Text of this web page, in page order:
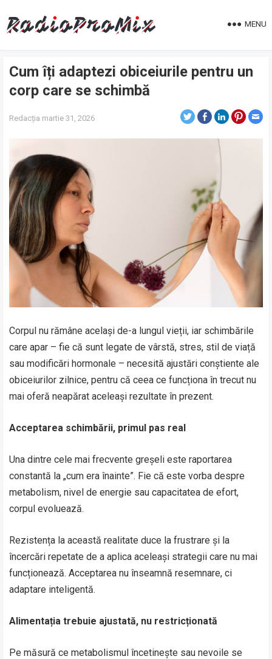
MENU
Cum îți adaptezi obiceiurile pentru un
corp care se schimbă
Redacția martie 31, 2026
Corpul nu rămâne același de-a lungul vieții, iar schimbările
care apar – fie că sunt legate de vârstă, stres, stil de viață
sau modificări hormonale – necesită ajustări conștiente ale
obiceiurilor zilnice, pentru că ceea ce funcționa în trecut nu
mai oferă neapărat aceleași rezultate în prezent.
Acceptarea schimbării, primul pas real
Una dintre cele mai frecvente greșeli este raportarea
constantă la „cum era înainte”. Fie că este vorba despre
metabolism, nivel de energie sau capacitatea de efort,
corpul evoluează.
Rezistența la această realitate duce la frustrare și la
încercări repetate de a aplica aceleași strategii care nu mai
funcționează. Acceptarea nu înseamnă resemnare, ci
adaptare inteligentă.
Alimentația trebuie ajustată, nu restricționată
Pe măsură ce metabolismul încetinește sau nevoile se